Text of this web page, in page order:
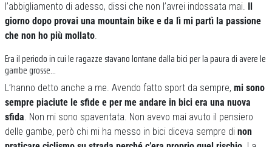
l’abbigliamento di adesso, dissi che non l’avrei indossata mai.
giorno dopo provai una mountain bike e da lì mi partì la passione
che non ho più mollato.
Era il periodo in cui le ragazze stavano lontane dalla bici per la paura di avere le
gambe grosse…
L’hanno detto anche a me. Avendo fatto sport da sempre, mi sono
sempre piaciute le sfide e per me andare in bici era una nuova
sfida. Non mi sono spaventata. Non avevo mai avuto il pensiero
delle gambe, però chi mi ha messo in bici diceva sempre di non